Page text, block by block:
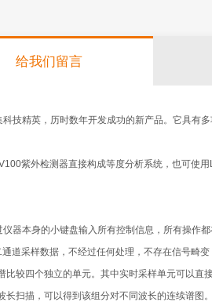
给我们留言
科技精英，历时数年开发成功的新产品。它具
紫外检测器直接构成等度分析系统，也可使
器本身的小键盘输入所有控制信息，所有操作
道采样数据，不经过任何处理，不存在信号畸
较四个独立的单元。其中实时采样单元可以
扫描，可以得到该组分对不同波长的连续谱图